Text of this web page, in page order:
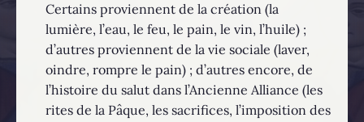
Certains proviennent de la création (la
lumière, l’eau, le feu, le pain, le vin, l’huile) ;
d’autres proviennent de la vie sociale (laver,
oindre, rompre le pain) ; d’autres encore, de
l’histoire du salut dans l’Ancienne Alliance (les
rites de la Pâque, les sacrifices, l’imposition des